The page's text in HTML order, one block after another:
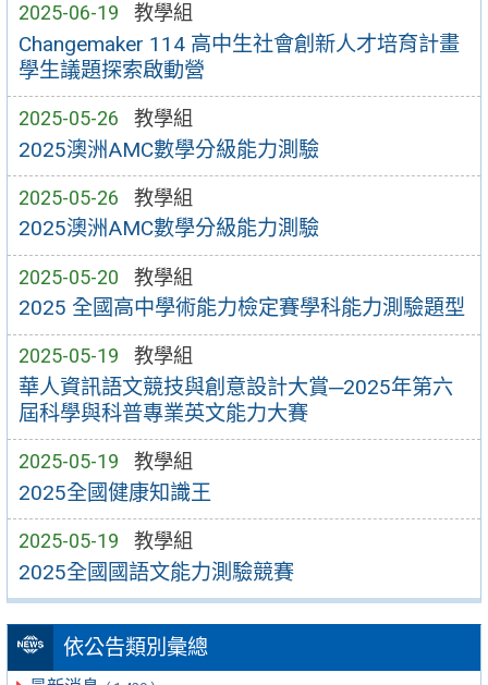
2025-06-19 教學組
Changemaker 114 高中生社會創新人才培育計畫
學生議題探索啟動營
2025-05-26 教學組
2025澳洲AMC數學分級能力測驗
2025-05-26 教學組
2025澳洲AMC數學分級能力測驗
2025-05-20 教學組
2025 全國高中學術能力檢定賽學科能力測驗題型
2025-05-19 教學組
華人資訊語文競技與創意設計大賞─2025年第六
屆科學與科普專業英文能力大賽
2025-05-19 教學組
2025全國健康知識王
2025-05-19 教學組
2025全國國語文能力測驗競賽
依公告類別彙總